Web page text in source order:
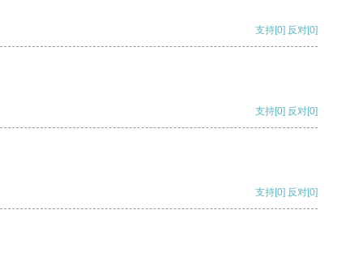
支持[0] 反对[0]
支持[0] 反对[0]
支持[0] 反对[0]